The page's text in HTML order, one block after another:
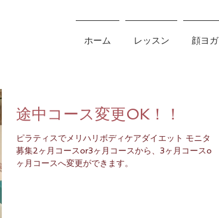
ホーム レッスン 顔ヨガ
途中コース変更OK！！
ピラティスでメリハリボディケアダイエット モニター
募集2ヶ月コースor3ヶ月コースから、3ヶ月コースor6
ヶ月コースへ変更ができます。